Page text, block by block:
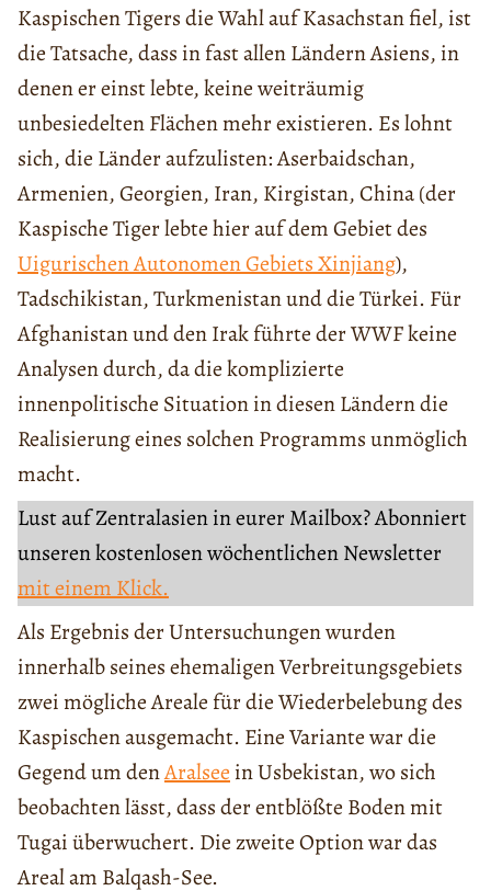
Kaspischen Tigers die Wahl auf Kasachstan fiel, ist
die Tatsache, dass in fast allen Ländern Asiens, in
denen er einst lebte, keine weiträumig
unbesiedelten Flächen mehr existieren. Es lohnt
sich, die Länder aufzulisten: Aserbaidschan,
Armenien, Georgien, Iran, Kirgistan, China (der
Kaspische Tiger lebte hier auf dem Gebiet des
Uigurischen Autonomen Gebiets Xinjiang),
Tadschikistan, Turkmenistan und die Türkei. Für
Afghanistan und den Irak führte der WWF keine
Analysen durch, da die komplizierte
innenpolitische Situation in diesen Ländern die
Realisierung eines solchen Programms unmöglich
macht.
Lust auf Zentralasien in eurer Mailbox? Abonniert
unseren kostenlosen wöchentlichen Newsletter
mit einem Klick.
Als Ergebnis der Untersuchungen wurden
innerhalb seines ehemaligen Verbreitungsgebiets
zwei mögliche Areale für die Wiederbelebung des
Kaspischen ausgemacht. Eine Variante war die
Gegend um denAralseein Usbekistan, wo sich
beobachten lässt, dass der entblößte Boden mit
Tugai überwuchert. Die zweite Option war das
Areal am Balqash-See.